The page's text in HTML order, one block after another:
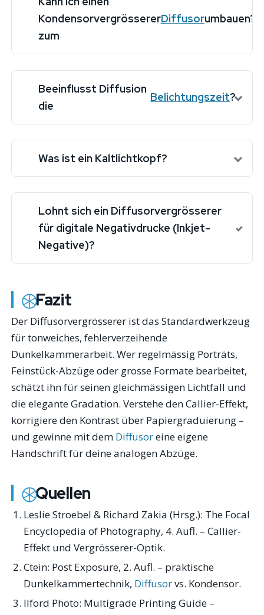
Kondensorvergrösserer
zum
Diffusorumbauen?
Beeinflusst Diffusion
die
Belichtungszeit?
Was ist ein Kaltlichtkopf?
Lohnt sich ein Diffusorvergrösserer
für digitale Negativdrucke (Inkjet-
Negative)?
Fazit
Der Diffusorvergrösserer ist das Standardwerkzeug
für tonweiches, fehlerverzeihende
Dunkelkammerarbeit. Wer regelmässig Porträts,
Feinstück-Abzüge oder grosse Formate bearbeitet,
schätzt ihn für seinen gleichmässigen Lichtfall und
die elegante Gradation. Verstehe den Callier-Effekt,
korrigiere den Kontrast über Papiergraduierung –
und gewinne mit dem Diffusoreine eigene
Handschrift für deine analogen Abzüge.
Quellen
Leslie Stroebel & Richard Zakia (Hrsg.): The Focal
Encyclopedia of Photography, 4. Aufl. – Callier-
Effekt und Vergrösserer-Optik.
Ctein: Post Exposure, 2. Aufl. – praktische
Dunkelkammertechnik, Diffusorvs. Kondensor.
Ilford Photo: Multigrade Printing Guide–